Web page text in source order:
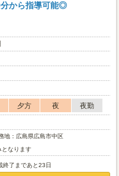
から指導可能◎
夕方 夜
夜勤
：広島県広島市中区
なります
終了まであと23日